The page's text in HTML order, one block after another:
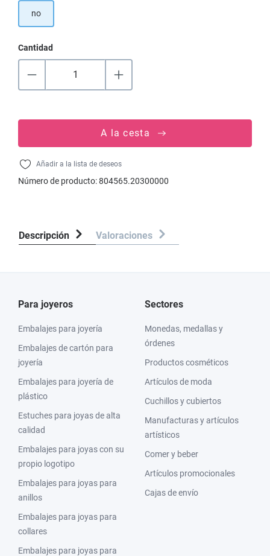
no
Cantidad
A la cesta
Añadir a la lista de deseos
Número de producto:804565.20300000
Descripción Valoraciones
Para joyeros
Embalajes para joyería
Embalajes de cartón para
joyería
Embalajes para joyería de
plástico
Estuches para joyas de alta
calidad
Embalajes para joyas con su
propio logotipo
Embalajes para joyas para
anillos
Embalajes para joyas para
collares
Embalajes para joyas para
Sectores
Monedas, medallas y
órdenes
Productos cosméticos
Artículos de moda
Cuchillos y cubiertos
Manufacturas y artículos
artísticos
Comer y beber
Artículos promocionales
Cajas de envío